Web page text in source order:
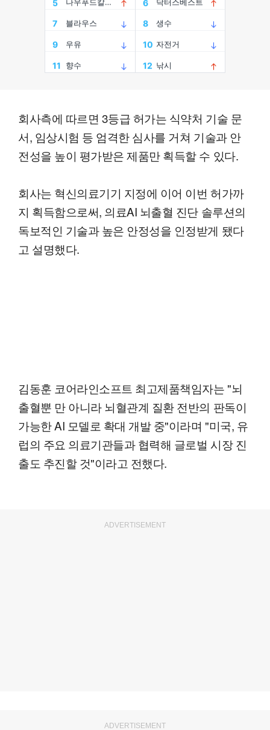
회사측에 따르면 3등급 허가는 식약처 기술 문
서, 임상시험 등 엄격한 심사를 거쳐 기술과 안
전성을 높이 평가받은 제품만 획득할 수 있다.
회사는 혁신의료기기 지정에 이어 이번 허가까
지 획득함으로써, 의료AI 뇌출혈 진단 솔루션의
독보적인 기술과 높은 안정성을 인정받게 됐다
고 설명했다.
김동훈 코어라인소프트 최고제품책임자는 "뇌
출혈뿐 만 아니라 뇌혈관계 질환 전반의 판독이
가능한 AI 모델로 확대 개발 중"이라며 "미국, 유
럽의 주요 의료기관들과 협력해 글로벌 시장 진
출도 추진할 것"이라고 전했다.
ADVERTISEMENT
ADVERTISEMENT